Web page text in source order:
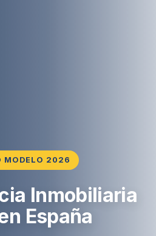
MODELO 2026
Inmobiliaria
España